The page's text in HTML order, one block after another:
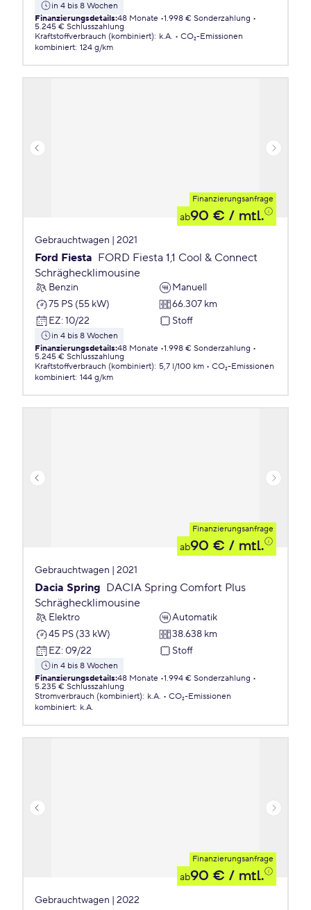
in 4 bis 8 Wochen
Finanzierungsdetails:48 Monate 1.998 € Sonderzahlung
5.245 € Schlusszahlung
Kraftstoffverbrauch (kombiniert): k.A.
CO₂-Emissionen
kombiniert: 124 g/km
Finanzierungsanfrage
ab90 € / mtl.
Gebrauchtwagen | 2021
Ford Fiesta FORD Fiesta 1,1 Cool & Connect
Schräghecklimousine
Benzin
Manuell
75 PS (55 kW)
66.307 km
EZ: 10/22 Stoff
in 4 bis 8 Wochen
Finanzierungsdetails:48 Monate 1.998 € Sonderzahlung
5.245 € Schlusszahlung
Kraftstoffverbrauch (kombiniert): 5,7 l/100 km
CO₂-Emissionen
kombiniert: 144 g/km
Finanzierungsanfrage
ab90 € / mtl.
Gebrauchtwagen | 2021
Dacia Spring DACIA Spring Comfort Plus
Schräghecklimousine
Elektro
Automatik
45 PS (33 kW)
38.638 km
EZ: 09/22 Stoff
in 4 bis 8 Wochen
Finanzierungsdetails:48 Monate 1.994 € Sonderzahlung
5.235 € Schlusszahlung
Stromverbrauch (kombiniert): k.A.
CO₂-Emissionen
kombiniert: k.A.
Finanzierungsanfrage
ab90 € / mtl.
Gebrauchtwagen | 2022